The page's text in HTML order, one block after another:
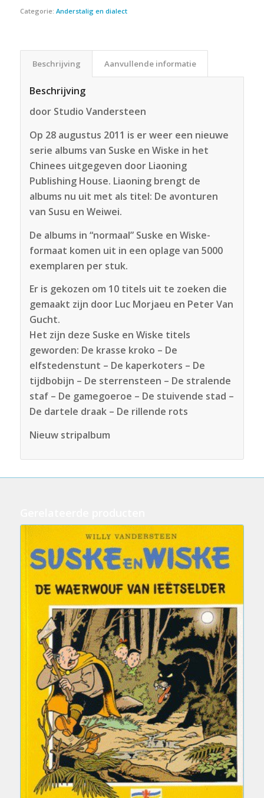
Categorie: Anderstalig en dialect
Beschrijving Aanvullende informatie
Beschrijving
door Studio Vandersteen
Op 28 augustus 2011 is er weer een nieuwe
serie albums van Suske en Wiske in het
Chinees uitgegeven door Liaoning
Publishing House. Liaoning brengt de
albums nu uit met als titel: De avonturen
van Susu en Weiwei.
De albums in “normaal” Suske en Wiske-
formaat komen uit in een oplage van 5000
exemplaren per stuk.
Er is gekozen om 10 titels uit te zoeken die
gemaakt zijn door Luc Morjaeu en Peter Van
Gucht.
Het zijn deze Suske en Wiske titels
geworden: De krasse kroko – De
elfstedenstunt – De kaperkoters – De
tijdbobijn – De sterrensteen – De stralende
staf – De gamegoeroe – De stuivende stad –
De dartele draak – De rillende rots
Nieuw stripalbum